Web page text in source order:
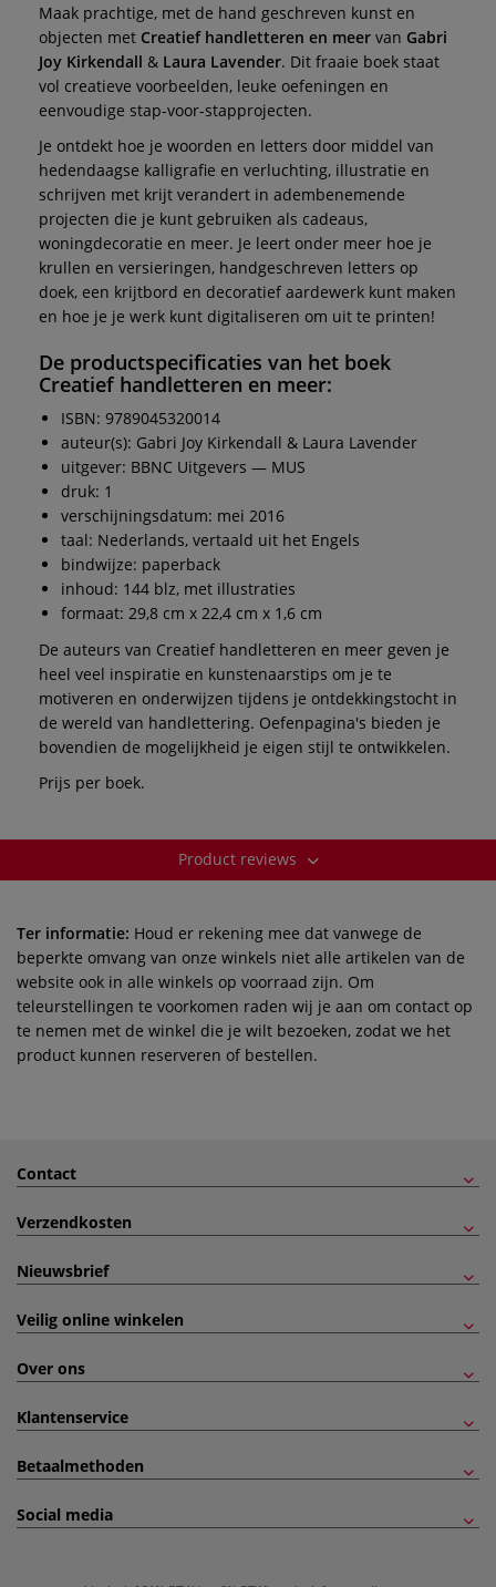
Maak prachtige, met de hand geschreven kunst en
objecten met Creatief handletteren en meer van Gabri
Joy Kirkendall & Laura Lavender. Dit fraaie boek staat
vol creatieve voorbeelden, leuke oefeningen en
eenvoudige stap-voor-stapprojecten.
Je ontdekt hoe je woorden en letters door middel van
hedendaagse kalligrafie en verluchting, illustratie en
schrijven met krijt verandert in adembenemende
projecten die je kunt gebruiken als cadeaus,
woningdecoratie en meer. Je leert onder meer hoe je
krullen en versieringen, handgeschreven letters op
doek, een krijtbord en decoratief aardewerk kunt maken
en hoe je je werk kunt digitaliseren om uit te printen!
De productspecificaties van het boek
Creatief handletteren en meer:
ISBN: 9789045320014
auteur(s): Gabri Joy Kirkendall & Laura Lavender
uitgever: BBNC Uitgevers — MUS
druk: 1
verschijningsdatum: mei 2016
taal: Nederlands, vertaald uit het Engels
bindwijze: paperback
inhoud: 144 blz, met illustraties
formaat: 29,8 cm x 22,4 cm x 1,6 cm
De auteurs van Creatief handletteren en meer geven je
heel veel inspiratie en kunstenaarstips om je te
motiveren en onderwijzen tijdens je ontdekkingstocht in
de wereld van handlettering. Oefenpagina's bieden je
bovendien de mogelijkheid je eigen stijl te ontwikkelen.
Prijs per boek.
Product reviews
Ter informatie: Houd er rekening mee dat vanwege de
beperkte omvang van onze winkels niet alle artikelen van de
website ook in alle winkels op voorraad zijn. Om
teleurstellingen te voorkomen raden wij je aan om contact op
te nemen met de winkel die je wilt bezoeken, zodat we het
product kunnen reserveren of bestellen.
Contact
Verzendkosten
Nieuwsbrief
Veilig online winkelen
Over ons
Klantenservice
Betaalmethoden
Social media